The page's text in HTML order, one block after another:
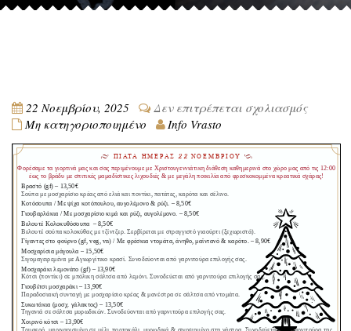
22 Νοεμβρίου, 2025 Δεν επιτρέπεται σχολιασμόςστο
Μη κατηγοριοποιημένο
Info Vrasto